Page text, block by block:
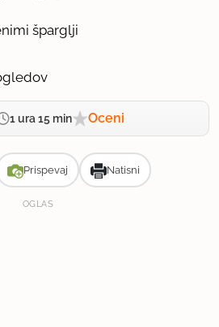
šparglji
1 ura 15 min Oceni
Prispevaj Natisni
OGLAS